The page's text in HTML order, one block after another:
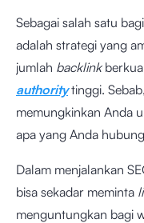
Sebagai salah satu
adalah strategi yang
jumlah backlink
authority tinggi.
memungkinkan Anda
apa yang Anda
Dalam menjalankan
bisa sekadar meminta
menguntungkan bagi